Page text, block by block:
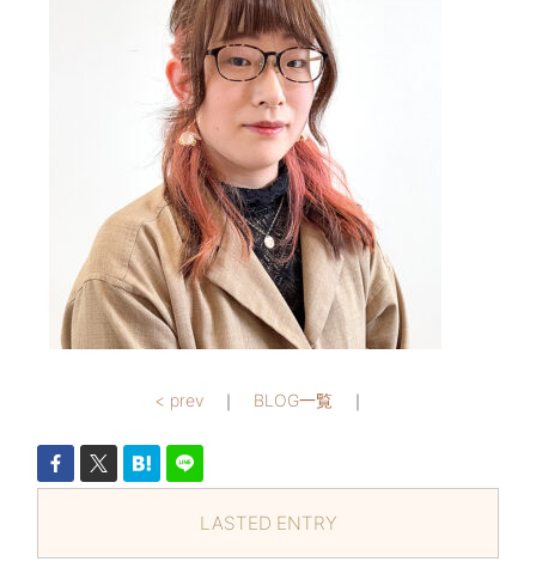
< prev｜ BLOG一覧｜
LASTED ENTRY